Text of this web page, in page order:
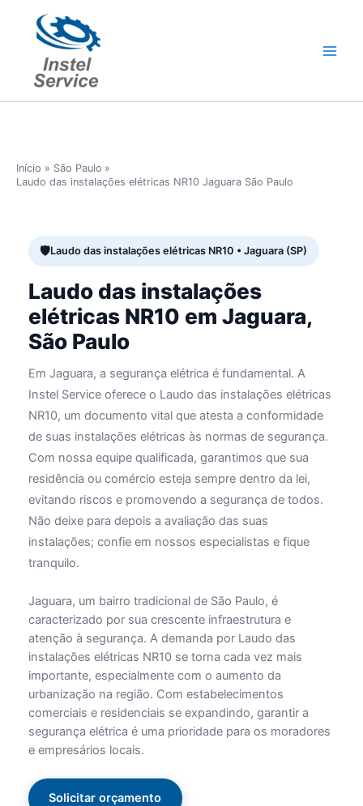
conteúdo
Início
São Paulo
Laudo das instalações elétricas NR10 Jaguara São Paulo
Laudo das instalações elétricas NR10 • Jaguara (SP)
Laudo das instalações
elétricas NR10 em Jaguara,
São Paulo
Em Jaguara, a segurança elétrica é fundamental. A
Instel Service oferece o Laudo das instalações elétricas
NR10, um documento vital que atesta a conformidade
de suas instalações elétricas às normas de segurança.
Com nossa equipe qualificada, garantimos que sua
residência ou comércio esteja sempre dentro da lei,
evitando riscos e promovendo a segurança de todos.
Não deixe para depois a avaliação das suas
instalações; confie em nossos especialistas e fique
tranquilo.
Jaguara, um bairro tradicional de São Paulo, é
caracterizado por sua crescente infraestrutura e
atenção à segurança. A demanda por Laudo das
instalações elétricas NR10 se torna cada vez mais
importante, especialmente com o aumento da
urbanização na região. Com estabelecimentos
comerciais e residenciais se expandindo, garantir a
segurança elétrica é uma prioridade para os moradores
e empresários locais.
Solicitar orçamento